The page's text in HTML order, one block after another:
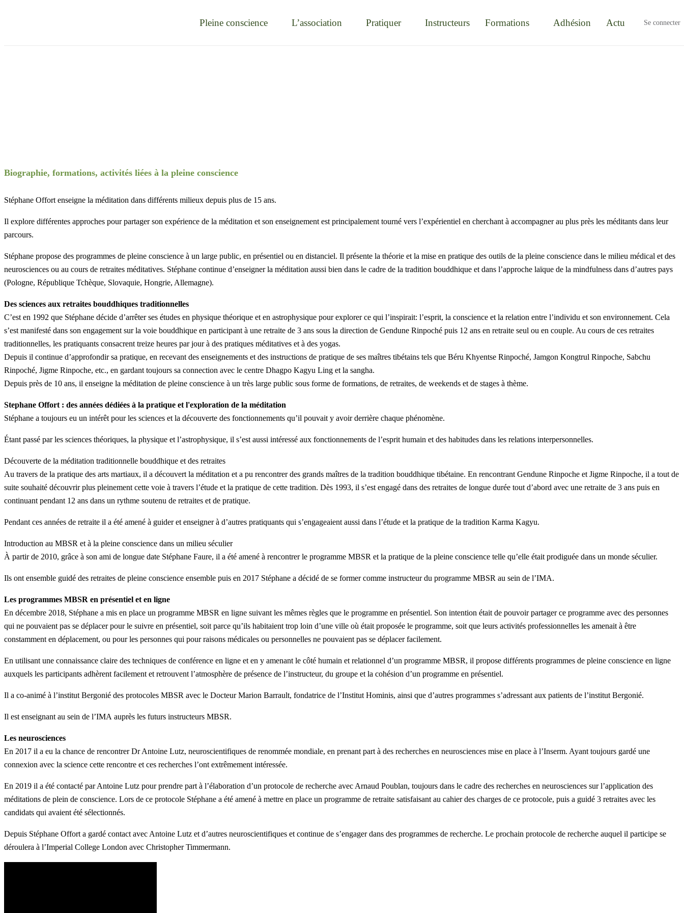
Pleine conscience L’association Pratiquer Instructeurs Formations Adhésion Actu Se connecter
Biographie, formations, activités liées à la pleine conscience
Stéphane Offort enseigne la méditation dans différents milieux depuis plus de 15 ans.
Il explore différentes approches pour partager son expérience de la méditation et son enseignement est principalement tourné vers l’expérientiel en cherchant à accompagner au plus près les méditants dans leur
parcours.
Stéphane propose des programmes de pleine conscience à un large public, en présentiel ou en distanciel. Il présente la théorie et la mise en pratique des outils de la pleine conscience dans le milieu médical et des
neurosciences ou au cours de retraites méditatives. Stéphane continue d’enseigner la méditation aussi bien dans le cadre de la tradition bouddhique et dans l’approche laïque de la mindfulness dans d’autres pays
(Pologne, République Tchèque, Slovaquie, Hongrie, Allemagne).
Des sciences aux retraites bouddhiques traditionnelles
C’est en 1992 que Stéphane décide d’arrêter ses études en physique théorique et en astrophysique pour explorer ce qui l’inspirait: l’esprit, la conscience et la relation entre l’individu et son environnement. Cela
s’est manifesté dans son engagement sur la voie bouddhique en participant à une retraite de 3 ans sous la direction de Gendune Rinpoché puis 12 ans en retraite seul ou en couple. Au cours de ces retraites
traditionnelles, les pratiquants consacrent treize heures par jour à des pratiques méditatives et à des yogas.
Depuis il continue d’approfondir sa pratique, en recevant des enseignements et des instructions de pratique de ses maîtres tibétains tels que Béru Khyentse Rinpoché, Jamgon Kongtrul Rinpoche, Sabchu
Rinpoché, Jigme Rinpoche, etc., en gardant toujours sa connection avec le centre Dhagpo Kagyu Ling et la sangha.
Depuis près de 10 ans, il enseigne la méditation de pleine conscience à un très large public sous forme de formations, de retraites, de weekends et de stages à thème.
Stephane Offort : des années dédiées à la pratique et l'exploration de la méditation
Stéphane a toujours eu un intérêt pour les sciences et la découverte des fonctionnements qu’il pouvait y avoir derrière chaque phénomène.
Étant passé par les sciences théoriques, la physique et l’astrophysique, il s’est aussi intéressé aux fonctionnements de l’esprit humain et des habitudes dans les relations interpersonnelles.
Découverte de la méditation traditionnelle bouddhique et des retraites
Au travers de la pratique des arts martiaux, il a découvert la méditation et a pu rencontrer des grands maîtres de la tradition bouddhique tibétaine. En rencontrant Gendune Rinpoche et Jigme Rinpoche, il a tout de
suite souhaité découvrir plus pleinement cette voie à travers l’étude et la pratique de cette tradition. Dès 1993, il s’est engagé dans des retraites de longue durée tout d’abord avec une retraite de 3 ans puis en
continuant pendant 12 ans dans un rythme soutenu de retraites et de pratique.
Pendant ces années de retraite il a été amené à guider et enseigner à d’autres pratiquants qui s’engageaient aussi dans l’étude et la pratique de la tradition Karma Kagyu.
Introduction au MBSR et à la pleine conscience dans un milieu séculier
À partir de 2010, grâce à son ami de longue date Stéphane Faure, il a été amené à rencontrer le programme MBSR et la pratique de la pleine conscience telle qu’elle était prodiguée dans un monde séculier.
Ils ont ensemble guidé des retraites de pleine conscience ensemble puis en 2017 Stéphane a décidé de se former comme instructeur du programme MBSR au sein de l’IMA.
Les programmes MBSR en présentiel et en ligne
En décembre 2018, Stéphane a mis en place un programme MBSR en ligne suivant les mêmes règles que le programme en présentiel. Son intention était de pouvoir partager ce programme avec des personnes
qui ne pouvaient pas se déplacer pour le suivre en présentiel, soit parce qu’ils habitaient trop loin d’une ville où était proposée le programme, soit que leurs activités professionnelles les amenait à être
constamment en déplacement, ou pour les personnes qui pour raisons médicales ou personnelles ne pouvaient pas se déplacer facilement.
En utilisant une connaissance claire des techniques de conférence en ligne et en y amenant le côté humain et relationnel d’un programme MBSR, il propose différents programmes de pleine conscience en ligne
auxquels les participants adhèrent facilement et retrouvent l’atmosphère de présence de l’instructeur, du groupe et la cohésion d’un programme en présentiel.
Il a co-animé à l’institut Bergonié des protocoles MBSR avec le Docteur Marion Barrault, fondatrice de l’Institut Hominis, ainsi que d’autres programmes s’adressant aux patients de l’institut Bergonié.
Il est enseignant au sein de l’IMA auprès les futurs instructeurs MBSR.
Les neurosciences
En 2017 il a eu la chance de rencontrer Dr Antoine Lutz, neuroscientifiques de renommée mondiale, en prenant part à des recherches en neurosciences mise en place à l’Inserm. Ayant toujours gardé une
connexion avec la science cette rencontre et ces recherches l’ont extrêmement intéressée.
En 2019 il a été contacté par Antoine Lutz pour prendre part à l’élaboration d’un protocole de recherche avec Arnaud Poublan, toujours dans le cadre des recherches en neurosciences sur l’application des
méditations de plein de conscience. Lors de ce protocole Stéphane a été amené à mettre en place un programme de retraite satisfaisant au cahier des charges de ce protocole, puis a guidé 3 retraites avec les
candidats qui avaient été sélectionnés.
Depuis Stéphane Offort a gardé contact avec Antoine Lutz et d’autres neuroscientifiques et continue de s’engager dans des programmes de recherche. Le prochain protocole de recherche auquel il participe se
déroulera à l’Imperial College London avec Christopher Timmermann.